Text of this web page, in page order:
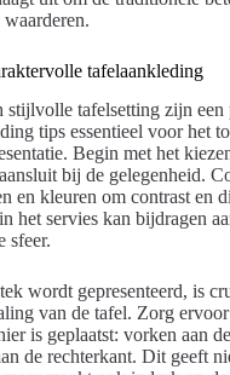
tafelaankleding
stijlvolle tafelsetting zijn een
tips essentieel voor het
Begin met het
bij de gelegenheid.
en kleuren om contrast en
het servies kan bijdragen
sfeer.
wordt gepresenteerd, is
van de tafel. Zorg
is geplaatst: vorken aan de
de rechterkant. Dit geeft